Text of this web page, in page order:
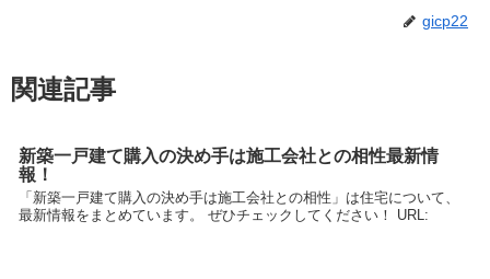
gicp22
関連記事
新築一戸建て購入の決め手は施工会社との相性最新情
報！
「新築一戸建て購入の決め手は施工会社との相性」は住宅について、
最新情報をまとめています。 ぜひチェックしてください！ URL: